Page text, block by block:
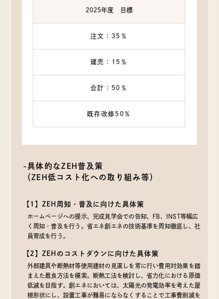
2025年度 目標
注文：35％
建売：15％
合計：50％
既存改修50％
-具体的なZEH普及策
（ZEH低コスト化への取り組み等）
【1】ZEH周知・普及に向けた具体策
ホームページへの提示、完成見学会での告知、FB、INST等幅広
く周知・普及を行う。省エネ創エネの技術基準を周知徹底し、社
員育成を行う。
【2】ZEHのコストダウンに向けた具体策
外部建具や断熱材等使用建材の見直しを常に行い費用対効果を踏
まえた最良方法を模索。断熱工法を検討し、省力化における原価
低減を目指す。創エネにおいては、太陽光の発電効率を考えた屋
根形状にし、設置工事が難易にならなくすることで工事費削減を